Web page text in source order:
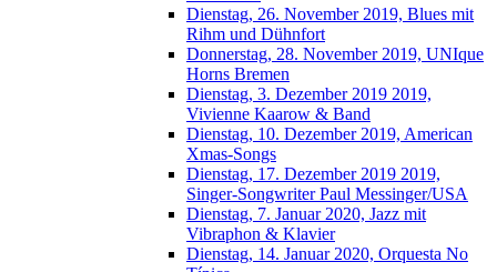
Dienstag, 26. November 2019, Blues mit
Rihm und Dühnfort
Donnerstag, 28. November 2019, UNIque
Horns Bremen
Dienstag, 3. Dezember 2019 2019,
Vivienne Kaarow & Band
Dienstag, 10. Dezember 2019, American
Xmas-Songs
Dienstag, 17. Dezember 2019 2019,
Singer-Songwriter Paul Messinger/USA
Dienstag, 7. Januar 2020, Jazz mit
Vibraphon & Klavier
Dienstag, 14. Januar 2020, Orquesta No